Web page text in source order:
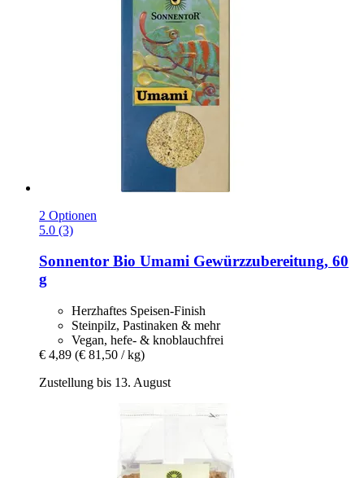
2 Optionen
5.0 (3)
Sonnentor Bio Umami Gewürzzubereitung, 60
g
Herzhaftes Speisen-Finish
Steinpilz, Pastinaken & mehr
Vegan, hefe- & knoblauchfrei
€ 4,89 (€ 81,50 / kg)
Zustellung bis 13. August